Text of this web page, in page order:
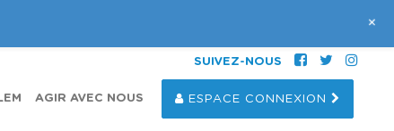
SUIVEZ-NOUS
ESPACE CONNEXION
AGIR AVEC NOUS
+